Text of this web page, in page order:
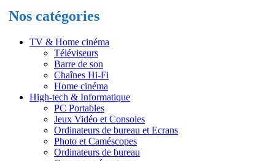
Nos catégories
TV & Home cinéma
Téléviseurs
Barre de son
Chaînes Hi-Fi
Home cinéma
High-tech & Informatique
PC Portables
Jeux Vidéo et Consoles
Ordinateurs de bureau et Ecrans
Photo et Caméscopes
Ordinateurs de bureau